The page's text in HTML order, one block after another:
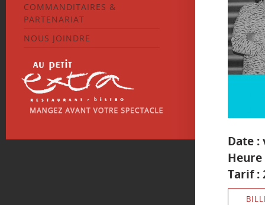
COMMANDITAIRES &
PARTENARIAT
NOUS JOINDRE
Date :
Heure
Tarif :